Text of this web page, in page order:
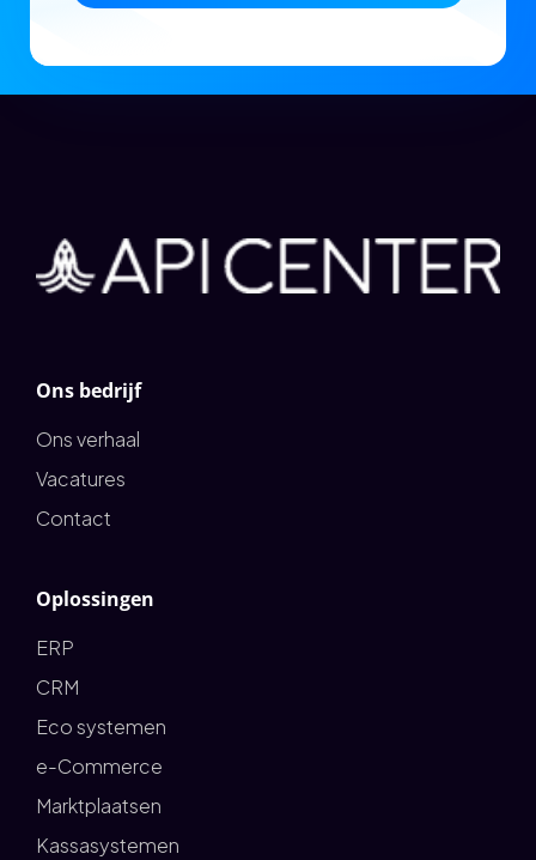
Ons bedrijf
Ons verhaal
Vacatures
Contact
Oplossingen
ERP
CRM
Eco systemen
e-Commerce
Marktplaatsen
Kassasystemen